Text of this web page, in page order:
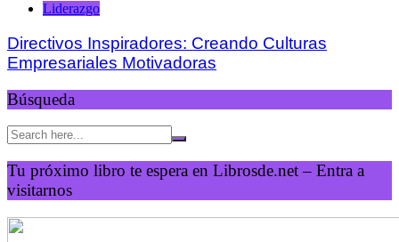
Liderazgo
Directivos Inspiradores: Creando Culturas
Empresariales Motivadoras
Búsqueda
Tu próximo libro te espera en Librosde.net – Entra a
visitarnos